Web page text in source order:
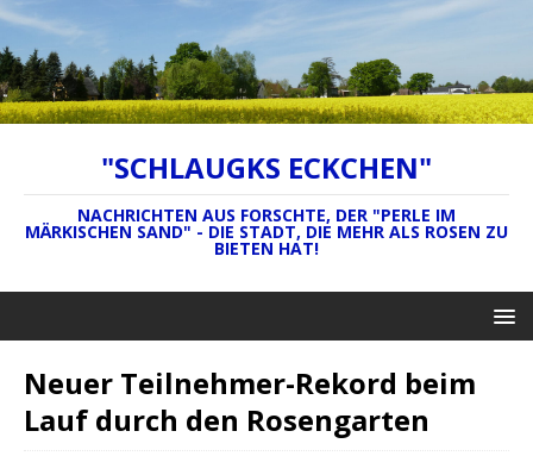
"SCHLAUGKS ECKCHEN"
NACHRICHTEN AUS FORSCHTE, DER "PERLE IM
MÄRKISCHEN SAND" - DIE STADT, DIE MEHR ALS ROSEN ZU
BIETEN HAT!
Neuer Teilnehmer-Rekord beim
Lauf durch den Rosengarten